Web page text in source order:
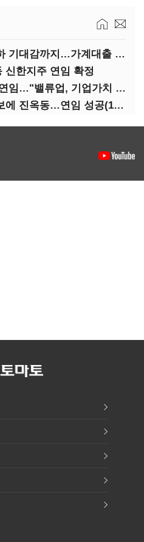
집값 우상향에 금리인하 기대감까지…가계대출 뇌관
한지주 연임 확정
진옥동 신한금융 회장 연임…"밸류업, 기업가치 키워"(상보)
신한금융회장 최종 후보에 진옥동…연임 성공(1보)